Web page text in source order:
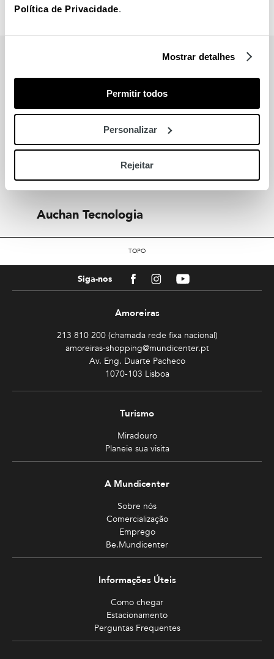
Política de Privacidade.
Mostrar detalhes
Permitir todos
Personalizar
Rejeitar
MARCAS
Também para si
Fotosport
Florista Jardim Das Amoreiras
Auchan Tecnologia
TOPO
Siga-nos FacebookInstagramYoutube
Amoreiras
213 810 200 (chamada rede fixa nacional)
amoreiras-shopping@mundicenter.pt
Av. Eng. Duarte Pacheco
1070-103 Lisboa
Turismo
Miradouro
Planeie sua visita
A Mundicenter
Sobre nós
Comercialização
Emprego
Be.Mundicenter
Informações Úteis
Como chegar
Estacionamento
Perguntas Frequentes